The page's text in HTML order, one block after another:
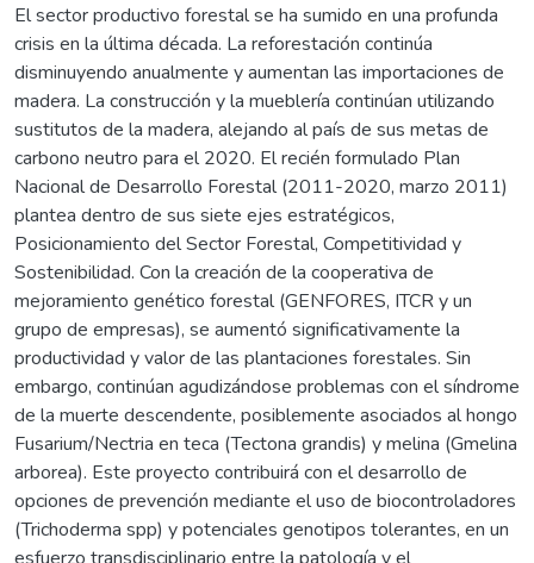
El sector productivo forestal se ha sumido en una profunda
crisis en la última década. La reforestación continúa
disminuyendo anualmente y aumentan las importaciones de
madera. La construcción y la mueblería continúan utilizando
sustitutos de la madera, alejando al país de sus metas de
carbono neutro para el 2020. El recién formulado Plan
Nacional de Desarrollo Forestal (2011-2020, marzo 2011)
plantea dentro de sus siete ejes estratégicos,
Posicionamiento del Sector Forestal, Competitividad y
Sostenibilidad. Con la creación de la cooperativa de
mejoramiento genético forestal (GENFORES, ITCR y un
grupo de empresas), se aumentó significativamente la
productividad y valor de las plantaciones forestales. Sin
embargo, continúan agudizándose problemas con el síndrome
de la muerte descendente, posiblemente asociados al hongo
Fusarium/Nectria en teca (Tectona grandis) y melina (Gmelina
arborea). Este proyecto contribuirá con el desarrollo de
opciones de prevención mediante el uso de biocontroladores
(Trichoderma spp) y potenciales genotipos tolerantes, en un